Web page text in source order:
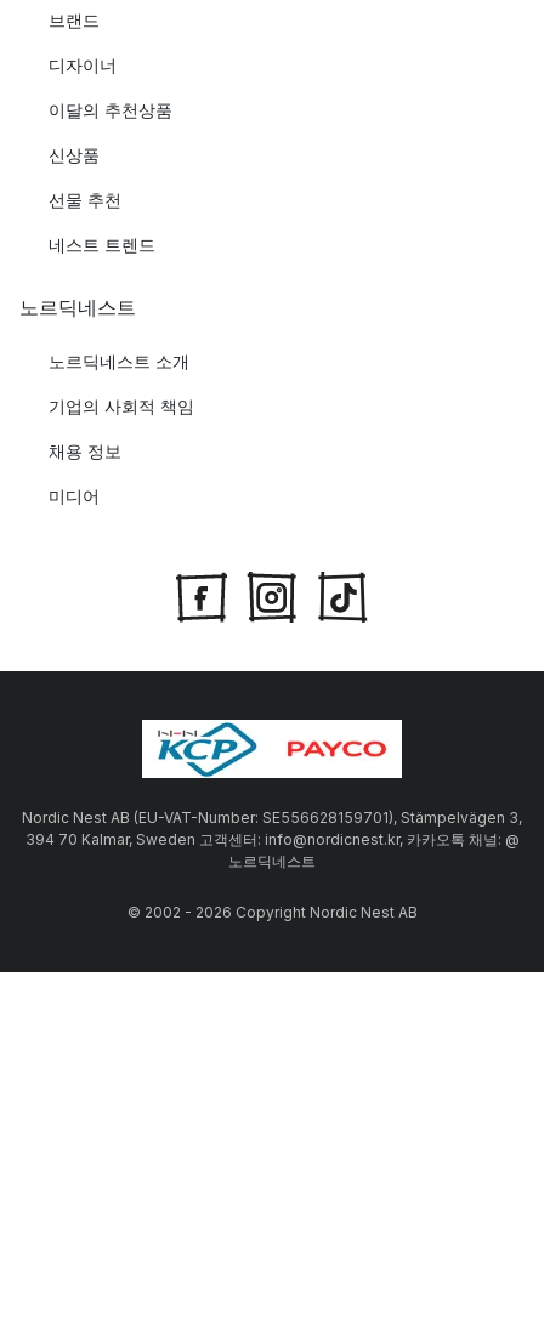
브랜드
디자이너
이달의 추천상품
신상품
선물 추천
네스트 트렌드
노르딕네스트
노르딕네스트 소개
기업의 사회적 책임
채용 정보
미디어
Nordic Nest AB (EU-VAT-Number: SE556628159701), Stämpelvägen 3,
394 70 Kalmar, Sweden 고객센터: info@nordicnest.kr, 카카오톡 채널: @
노르딕네스트
© 2002 - 2026 Copyright Nordic Nest AB